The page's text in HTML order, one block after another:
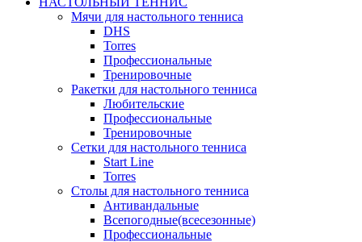
Мячи для настольного тенниса
DHS
Torres
Профессиональные
Тренировочные
Ракетки для настольного тенниса
Любительские
Профессиональные
Тренировочные
Сетки для настольного тенниса
Start Line
Torres
Столы для настольного тенниса
Антивандальные
Всепогодные(всесезонные)
Профессиональные